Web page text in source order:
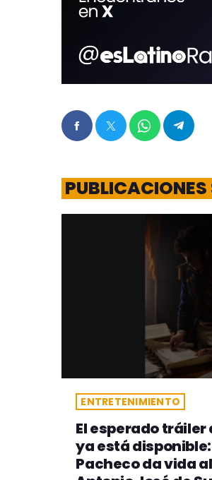
PUBLICACIONES
ENTRETENIMIENTO
El esperado tráiler
ya está
Pacheco da vida